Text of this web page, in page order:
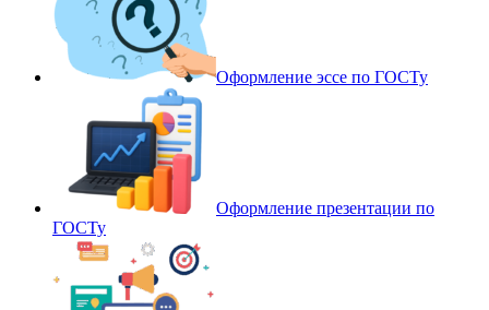
Оформление эссе по ГОСТу
Оформление презентации по
ГОСТу